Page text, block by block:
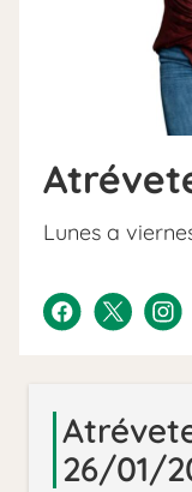
Lunes a
26/01/